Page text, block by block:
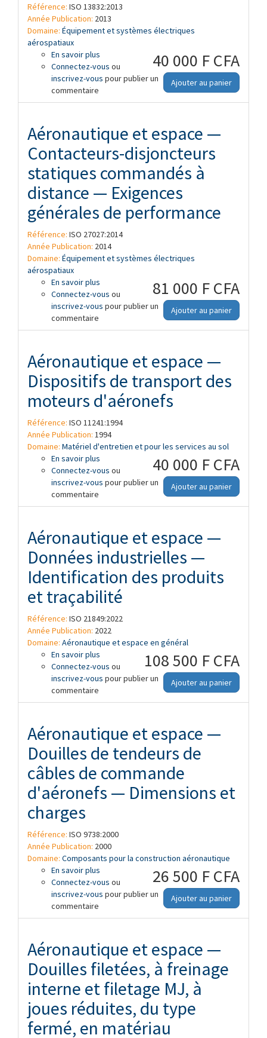
Référence: ISO 13832:2013
Année Publication: 2013
Domaine: Équipement et systèmes électriques
aérospatiaux
40 000 F CFA
Ajouter au panier
En savoir plus à propos de Aéronautique et espace —
Conducteurs en alliage d'aluminium
chemisé cuivre pour câbles électriques
— Exigences générales de performance
Connectez-vous ou
inscrivez-vous pour publier un
commentaire
Aéronautique et espace —
Contacteurs-disjoncteurs
statiques commandés à
distance — Exigences
générales de performance
Référence: ISO 27027:2014
Année Publication: 2014
Domaine: Équipement et systèmes électriques
aérospatiaux
81 000 F CFA
Ajouter au panier
En savoir plus à propos de Aéronautique et espace —
Contacteurs-disjoncteurs statiques
commandés à distance — Exigences
générales de performance
Connectez-vous ou
inscrivez-vous pour publier un
commentaire
Aéronautique et espace —
Dispositifs de transport des
moteurs d'aéronefs
Référence: ISO 11241:1994
Année Publication: 1994
Domaine: Matériel d'entretien et pour les services au sol
40 000 F CFA
Ajouter au panier
En savoir plus à propos de Aéronautique et espace —
Dispositifs de transport des moteurs
d'aéronefs
Connectez-vous ou
inscrivez-vous pour publier un
commentaire
Aéronautique et espace —
Données industrielles —
Identification des produits
et traçabilité
Référence: ISO 21849:2022
Année Publication: 2022
Domaine: Aéronautique et espace en général
108 500 F CFA
Ajouter au panier
En savoir plus à propos de Aéronautique et espace —
Données industrielles — Identification
des produits et traçabilité
Connectez-vous ou
inscrivez-vous pour publier un
commentaire
Aéronautique et espace —
Douilles de tendeurs de
câbles de commande
d'aéronefs — Dimensions et
charges
Référence: ISO 9738:2000
Année Publication: 2000
Domaine: Composants pour la construction aéronautique
26 500 F CFA
Ajouter au panier
En savoir plus à propos de Aéronautique et espace —
Douilles de tendeurs de câbles de
commande d'aéronefs — Dimensions et
Connectez-vous ou
inscrivez-vous pour publier un
commentaire
Aéronautique et espace —
Douilles filetées, à freinage
interne et filetage MJ, à
joues réduites, du type
fermé, en matériau